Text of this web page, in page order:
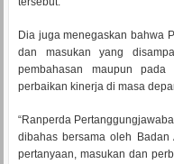
Dia juga menegaskan bahwa
dan masukan yang
pembahasan maupun
perbaikan kinerja di masa
“Ranperda
dibahas bersama oleh Badan
pertanyaan, masukan dan